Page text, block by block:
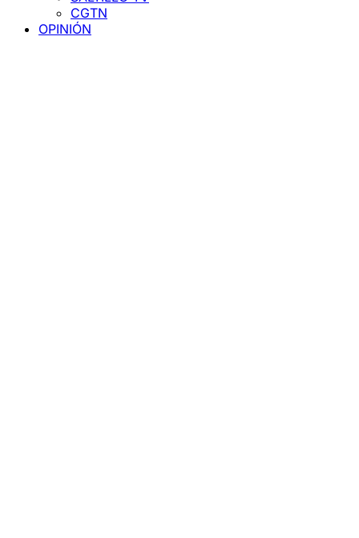
CGTN
OPINIÓN